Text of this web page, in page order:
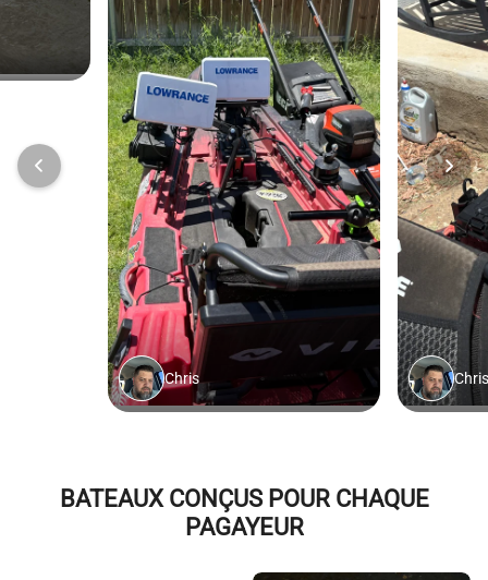
BATEAUX CONÇUS POUR CHAQUE
PAGAYEUR